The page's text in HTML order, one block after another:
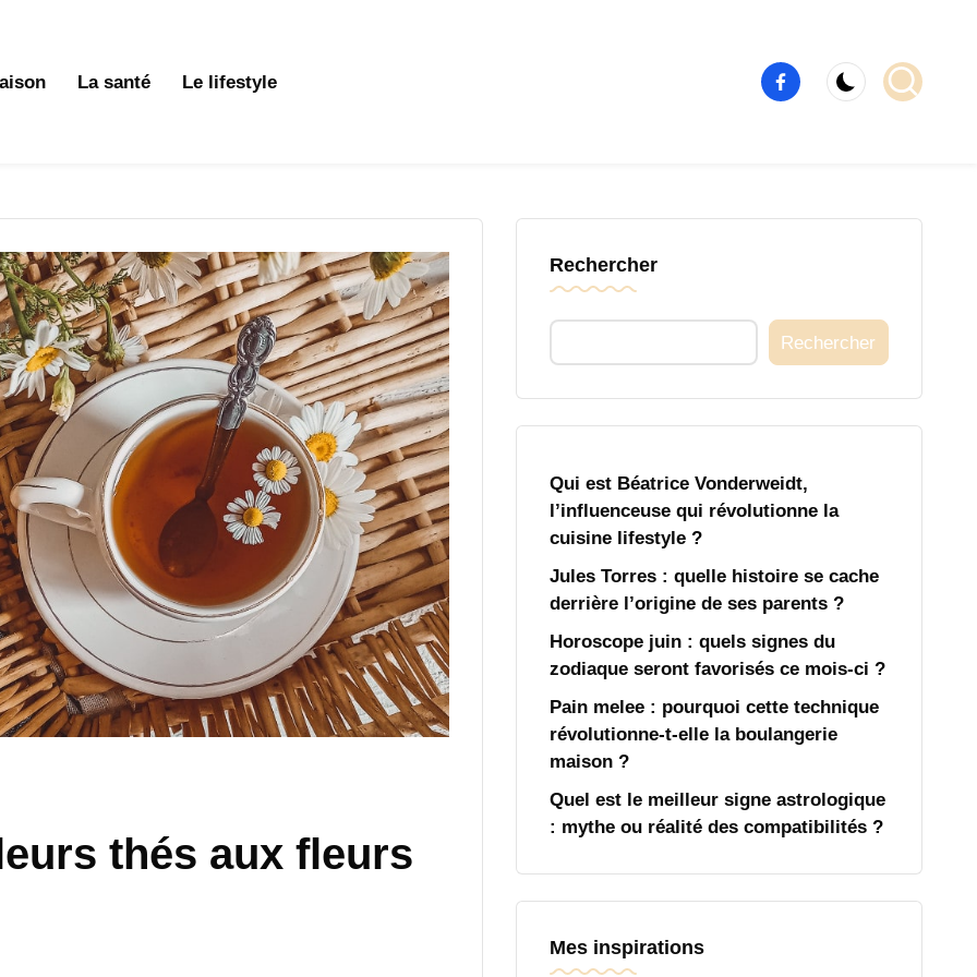
La santé Le lifestyle
Élément
de
thés aux fleurs
Rechercher
Rechercher
Qui est Béatrice Vonderweidt,
l’influenceuse qui révolutionne la
cuisine lifestyle ?
Jules Torres : quelle histoire se cache
derrière l’origine de ses parents ?
Horoscope juin : quels signes du
zodiaque seront favorisés ce mois-ci ?
Pain melee : pourquoi cette technique
révolutionne-t-elle la boulangerie
maison ?
Quel est le meilleur signe astrologique
: mythe ou réalité des compatibilités ?
Mes inspirations